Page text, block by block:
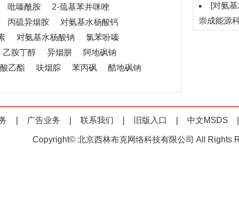
吡嗪酰胺
2-巯基苯并咪唑
丙硫异烟胺
对氨基水杨酸钙
对氨基水杨酸钠
氯苯吩嗪
乙胺丁醇 异烟肼
阿地砜钠
乙酯 呋烟腙 苯丙砜
醋地砜钠
[对氨
崇成能源
广告业务 联系我们 旧版入口 中文MSDS
Copyright© 北京西林布克网络科技有限公司 All Rights